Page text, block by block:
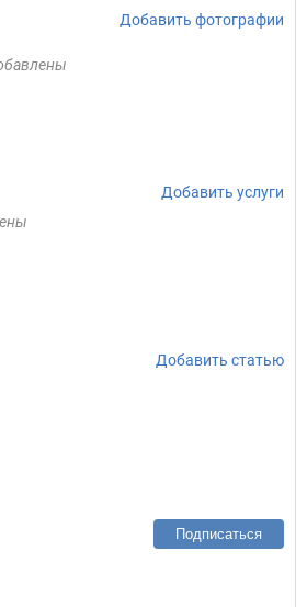
Добавить фотографии
Добавить услуги
Добавить статью
Подписаться